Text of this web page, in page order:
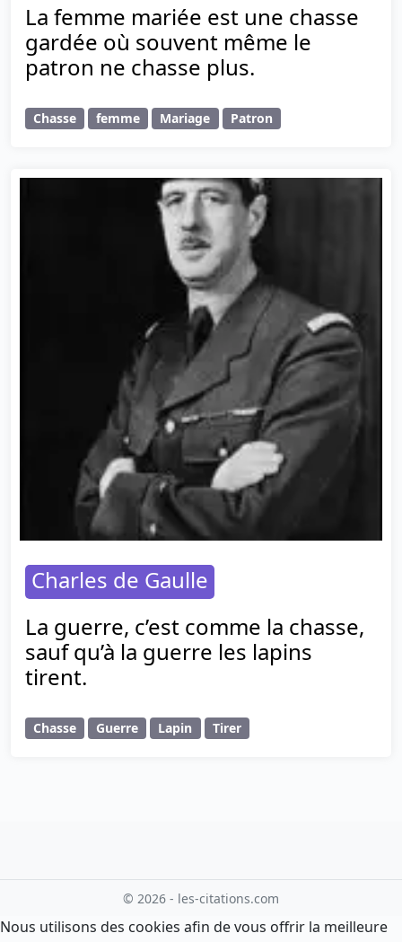
La femme mariée est une chasse
gardée où souvent même le
patron ne chasse plus.
Chasse femme Mariage Patron
Charles de Gaulle
La guerre, c’est comme la chasse,
sauf qu’à la guerre les lapins
tirent.
Chasse Guerre Lapin Tirer
© 2026 - les-citations.com
Nous utilisons des cookies afin de vous offrir la meilleure